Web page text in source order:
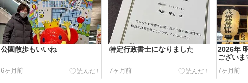
公園散歩もいいね
6ヶ月前
特定行政書士になりました
7ヶ月前
2026年
ございま
7ヶ月前